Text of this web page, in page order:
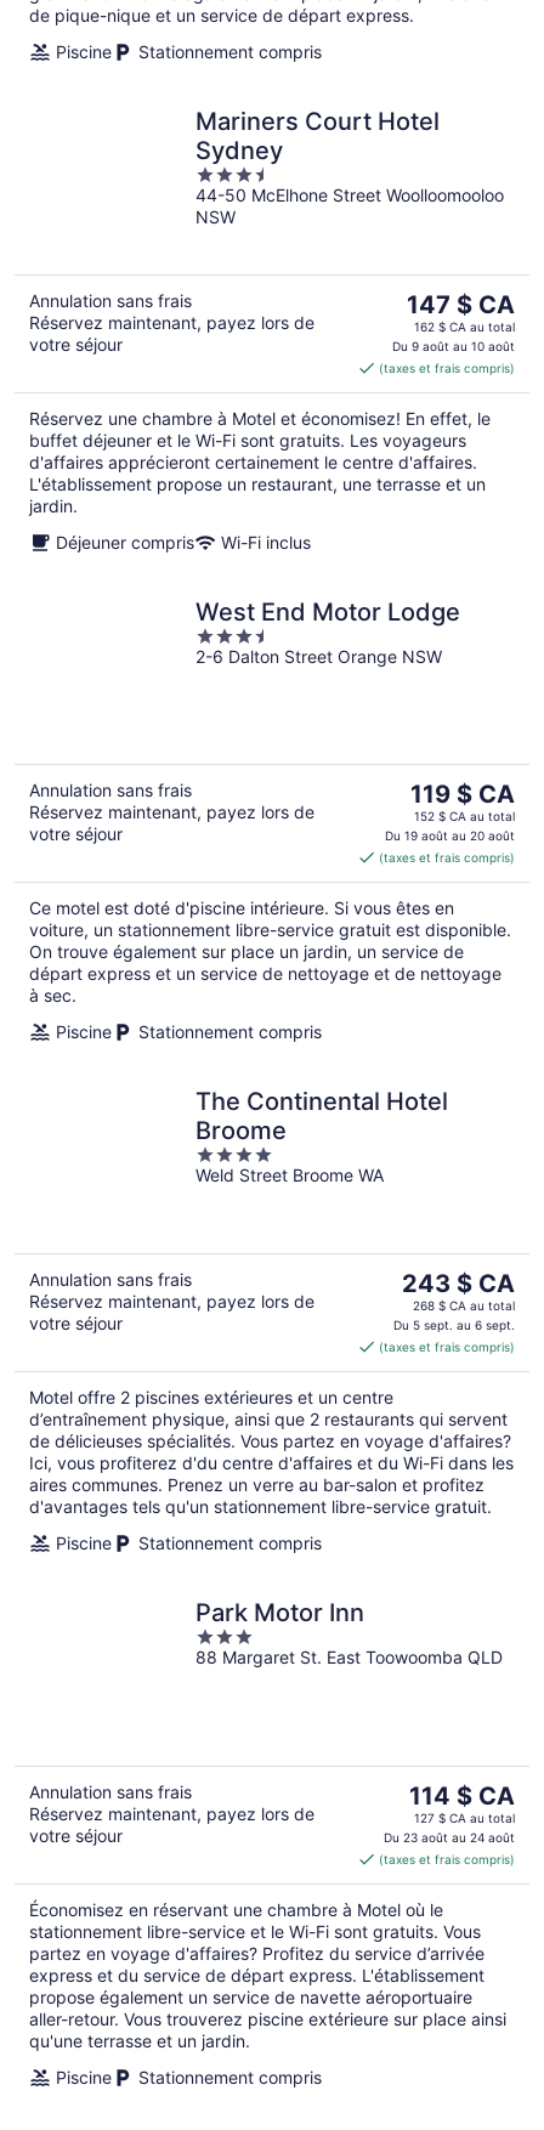
de pique-nique et un service de départ express.
Piscine
Stationnement compris
Mariners Court Hotel
Sydney
3.5
out
of
44-50 McElhone Street Woolloomooloo
NSW
Annulation sans frais
Réservez maintenant, payez lors de
votre séjour
Le
prix
est
de 147 $ CA
par
nuit
147 $ CA
162 $ CA au total
Du 9 août au 10 août
(taxes et frais compris)
Réservez une chambre à Motel et économisez! En effet, le
buffet déjeuner et le Wi-Fi sont gratuits. Les voyageurs
d'affaires apprécieront certainement le centre d'affaires.
L'établissement propose un restaurant, une terrasse et un
jardin.
Déjeuner compris
Wi-Fi inclus
West End Motor Lodge
3.5
out
2-6 Dalton Street Orange NSW
Annulation sans frais
Réservez maintenant, payez lors de
votre séjour
Le
prix
est
de 119 $ CA
par
nuit
119 $ CA
152 $ CA au total
Du 19 août au 20 août
(taxes et frais compris)
Ce motel est doté d'piscine intérieure. Si vous êtes en
voiture, un stationnement libre-service gratuit est disponible.
On trouve également sur place un jardin, un service de
départ express et un service de nettoyage et de nettoyage
à sec.
Piscine
Stationnement compris
The Continental Hotel
Broome
4
out
Weld Street Broome WA
Annulation sans frais
Réservez maintenant, payez lors de
votre séjour
Le
prix
est
de 243 $ CA
par
243 $ CA
268 $ CA au total
Du 5 sept. au 6 sept.
(taxes et frais compris)
Motel offre 2 piscines extérieures et un centre
d’entraînement physique, ainsi que 2 restaurants qui servent
de délicieuses spécialités. Vous partez en voyage d'affaires?
Ici, vous profiterez d'du centre d'affaires et du Wi-Fi dans les
aires communes. Prenez un verre au bar-salon et profitez
d'avantages tels qu'un stationnement libre-service gratuit.
Piscine
Stationnement compris
Park Motor Inn
3
out
88 Margaret St. East Toowoomba QLD
Annulation sans frais
Réservez maintenant, payez lors de
votre séjour
Le
prix
est
de 114 $ CA
par
nuit
114 $ CA
127 $ CA au total
Du 23 août au 24 août
(taxes et frais compris)
Économisez en réservant une chambre à Motel où le
stationnement libre-service et le Wi-Fi sont gratuits. Vous
partez en voyage d'affaires? Profitez du service d’arrivée
express et du service de départ express. L'établissement
propose également un service de navette aéroportuaire
aller-retour. Vous trouverez piscine extérieure sur place ainsi
qu'une terrasse et un jardin.
Piscine
Stationnement compris